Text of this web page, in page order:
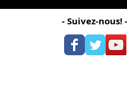
- Suivez-nous! -